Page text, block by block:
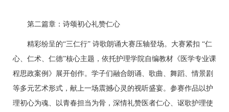
第二篇章：诗颂初心礼赞仁心
精彩纷呈的“三仁行” 诗歌朗诵大赛压轴登场。大赛紧扣 “仁
心、仁术、仁德”核心主题，依托护理学院自编教材 《 医学专业课
程思政案例 》 展开创作。学子们融合朗诵、歌曲、舞蹈、情景剧
等多元艺术形式，献上一场震撼心灵的视听盛宴。参赛作品以护
理初心为魂、以青春担当为骨，深情礼赞医者仁心、讴歌护理使